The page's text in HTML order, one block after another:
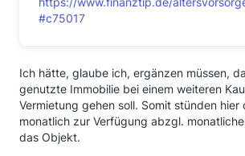
#c75017
Ich hätte, glaube ich, ergänzen müssen,
genutzte Immobilie bei einem weiteren
Vermietung gehen soll. Somit stünden hier
monatlich zur Verfügung abzgl.
das Objekt.